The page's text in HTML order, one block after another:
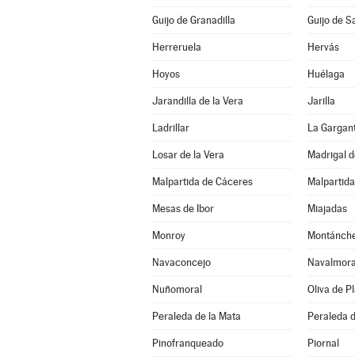
Guijo de Granadilla Guijo de
Herreruela Hervás
Hoyos Huélaga
Jarandilla de la Vera Jarilla
Ladrillar La
Losar de la Vera Madrigal
Malpartida de Cáceres
Mesas de Ibor Miajadas
Monroy
Navaconcejo
Nuñomoral Oliva de
Peraleda de la Mata Peraleda
Pinofranqueado Piornal